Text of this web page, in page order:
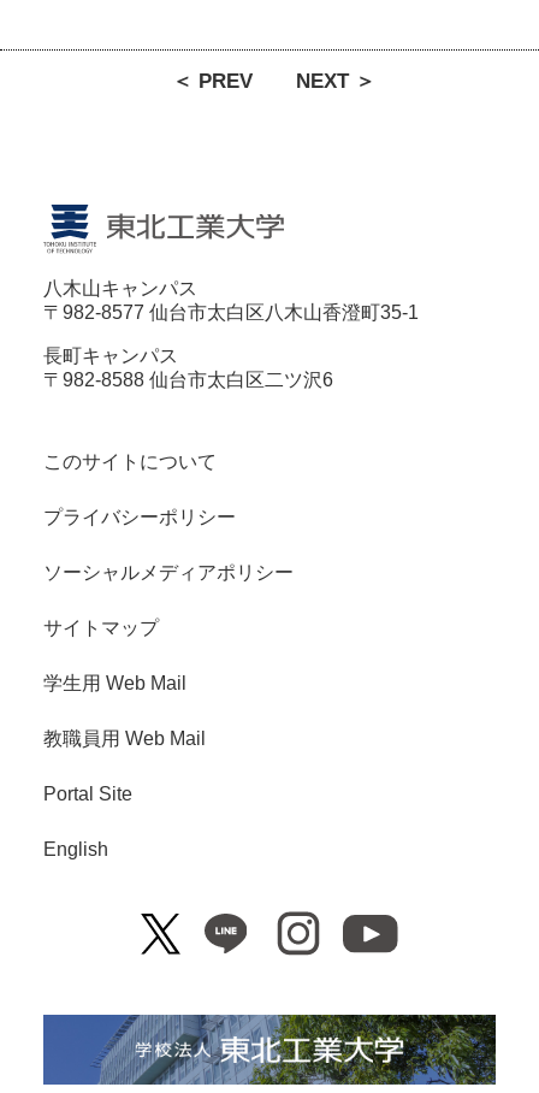
＜ PREV NEXT ＞
八木山キャンパス
〒982-8577 仙台市太白区八木山香澄町35-1
長町キャンパス
〒982-8588 仙台市太白区二ツ沢6
このサイトについて
プライバシーポリシー
ソーシャルメディアポリシー
サイトマップ
学生用 Web Mail
教職員用 Web Mail
Portal Site
English